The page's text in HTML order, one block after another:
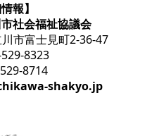
報】
社会福祉協議会
市富士見町2-36-47
8323
8714
shakyo.jp